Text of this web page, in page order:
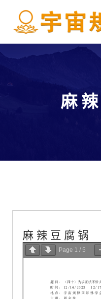
麻
麻 辣 豆 腐 锅
Page 1 / 5